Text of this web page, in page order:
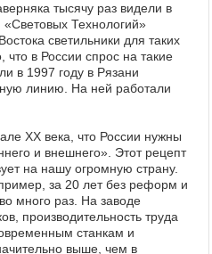
тысячу раз видели в
Технологий»
светильники для таких
что в России спрос на такие
в 1997 году в Рязани
линию. На ней работали
XX века, что России нужны
и внешнего». Этот рецепт
на нашу огромную страну.
за 20 лет без реформ и
много раз. На заводе
производительность труда
станкам и
выше, чем в